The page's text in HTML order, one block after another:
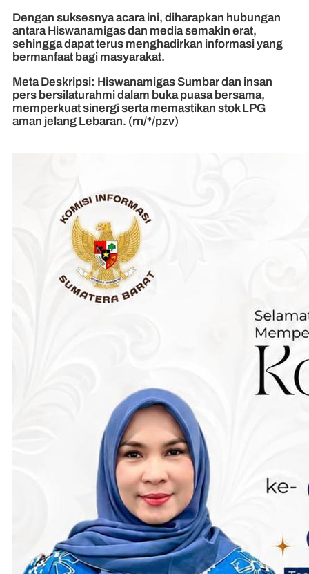
Dengan suksesnya acara ini, diharapkan hubungan
antara Hiswanamigas dan media semakin erat,
sehingga dapat terus menghadirkan informasi yang
bermanfaat bagi masyarakat.
Meta Deskripsi: Hiswanamigas Sumbar dan insan
pers bersilaturahmi dalam buka puasa bersama,
memperkuat sinergi serta memastikan stok LPG
aman jelang Lebaran. (rn/*/pzv)